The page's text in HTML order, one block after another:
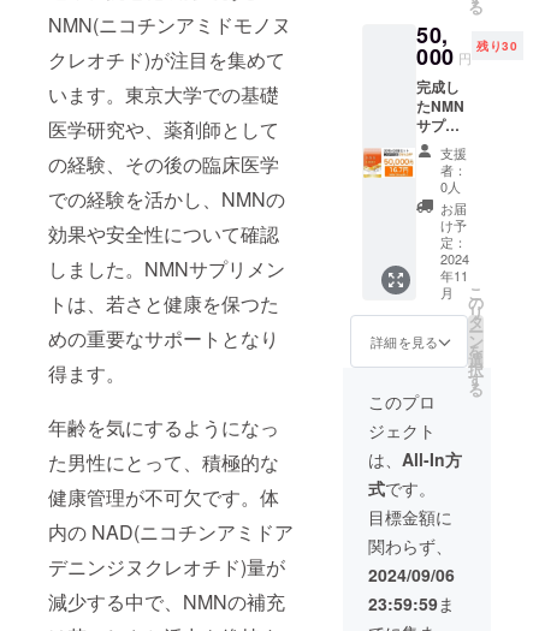
NMN(ニコチンアミドモノヌ
クレオチド)が注目を集めて
います。東京大学での基礎
医学研究や、薬剤師として
の経験、その後の臨床医学
での経験を活かし、NMNの
効果や安全性について確認
しました。NMNサプリメン
トは、若さと健康を保つた
めの重要なサポートとなり
得ます。
年齢を気にするようになっ
た男性にとって、積極的な
健康管理が不可欠です。体
内の NAD(ニコチンアミドア
デニンジヌクレオチド)量が
減少する中で、NMNの補充
30粒) 賞
味期
限：製
造より2
年 適格
請求書
発行事
業者登
録番
号：あ
り （適
格請求
書発行
事業者
登録番
号の記
るイン
ボイス
な場合
は、
メッ
セージ
行者に
直接お
問合せ
くださ
い） イ
ンボイ
ス（適
物プラ
センタ
胎座)／
HPMC
、ステ
アリン
酸Ca、
ビタミ
ンE、ビ
タミン
B1、(一
部に大
豆を含
む) 内容
量（1
袋）：
8.04g(2
30粒) 賞
限：製
造より2
請求書
発行事
業者登
録番
号：あ
格請求
名：β-
ニコチ
ンアミ
ドモノ
ヌクレ
オチド
(国内製
造)、デ
キスト
リン、
スピル
リナ原
末、赤
ワイン
抽出
物、コ
エンザ
物性乳
菌)、植
物プラ
センタ
(メロン
胎座)／
HPMC
、ステ
アリン
ビタミ
る
50,
000 円
残り30
完成し
たNMN
サプリ
メント
1袋（30
粒） ×
50／
NMN
100mg
あたり
16.8円
商品
名：
NMN
6000 原
名：β-
ニコチ
ンアミ
ドモノ
ヌクレ
オチド
(国内製
造)、デ
キスト
リン、
スピル
リナ原
末、赤
支援
者：
0人
お届
け予
定：
2024
年11
月
詳細を見る
こ
の
リ
タ
ー
ン
を
選
択
す
る
このプロ
ジェクト
は、 All-In方
式です。
目標金額に
関わらず、
2024/09/06
23:59:59ま